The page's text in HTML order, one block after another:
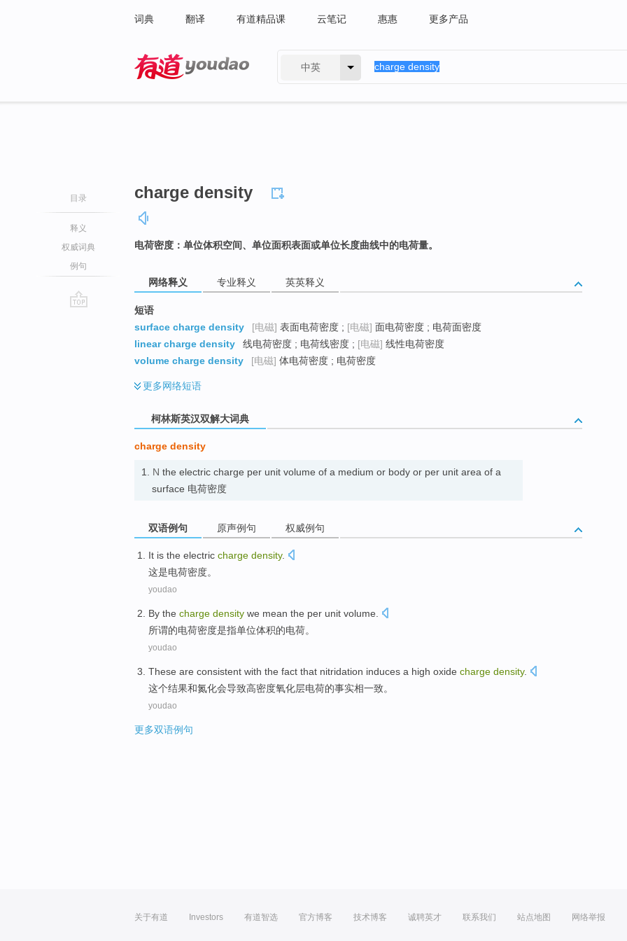
词典 翻译 有道精品课 云笔记 惠惠 更多产品
中英
目录
释义
权威词典
例句
charge density
电荷密度：单位体积空间、单位面积表面或单位长度曲线中的电荷量。
网络释义 专业释义 英英释义
短语
surface charge density
[电磁] 表面电荷密度 ; [电磁] 面电荷密度 ; 电荷面密度
linear charge density
线电荷密度 ; 电荷线密度 ; [电磁] 线性电荷密度
volume charge density
[电磁] 体电荷密度 ; 电荷密度
更多网络短语
柯林斯英汉双解大词典
charge density
1. N the electric charge per unit volume of a medium or body or per unit area of a
surface 电荷密度
双语例句 原声例句 权威例句
It is the electric charge density.
这是电荷密度。
youdao
By the charge density we mean the per unit volume
所谓的电荷密度是指单位体积的电荷。
youdao
These are consistent with the fact that nitridation induces a high oxide charge density.
这个结果和氮化会导致高密度氧化层电荷的事实相一致。
youdao
更多双语例句
关于有道 Investors 有道智选 官方博客 技术博客 诚聘英才 联系我们 站点地图 网络举报